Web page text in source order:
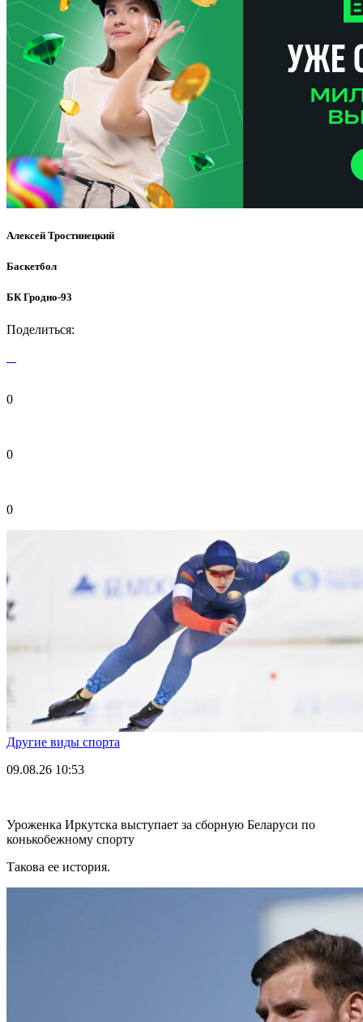
Алексей Тростинецкий
Баскетбол
БК Гродно-93
Поделиться:
0
0
0
Другие виды спорта
09.08.26 10:53
Уроженка Иркутска выступает за сборную Беларуси по
конькобежному спорту
Такова ее история.